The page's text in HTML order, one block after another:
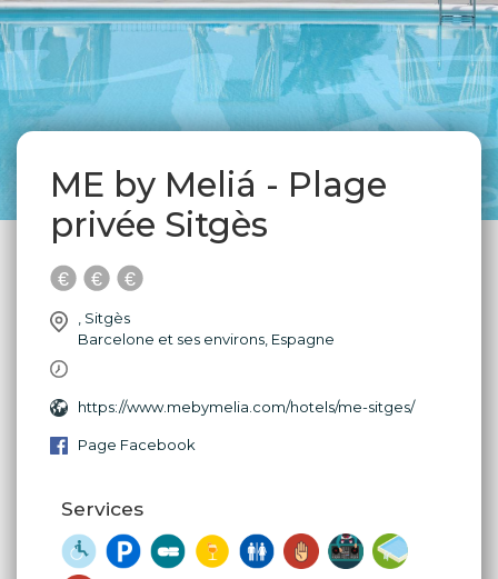
ME by Meliá - Plage
privée Sitgès
Sitgès
Barcelone et ses environs Espagne
https://www.mebymelia.com/hotels/me-sitges/
Page Facebook
Services